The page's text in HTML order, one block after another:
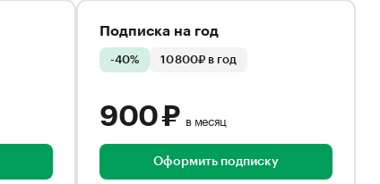
Подписка на год
-40% 10 800₽ в год
900 ₽ в месяц
Оформить подписку